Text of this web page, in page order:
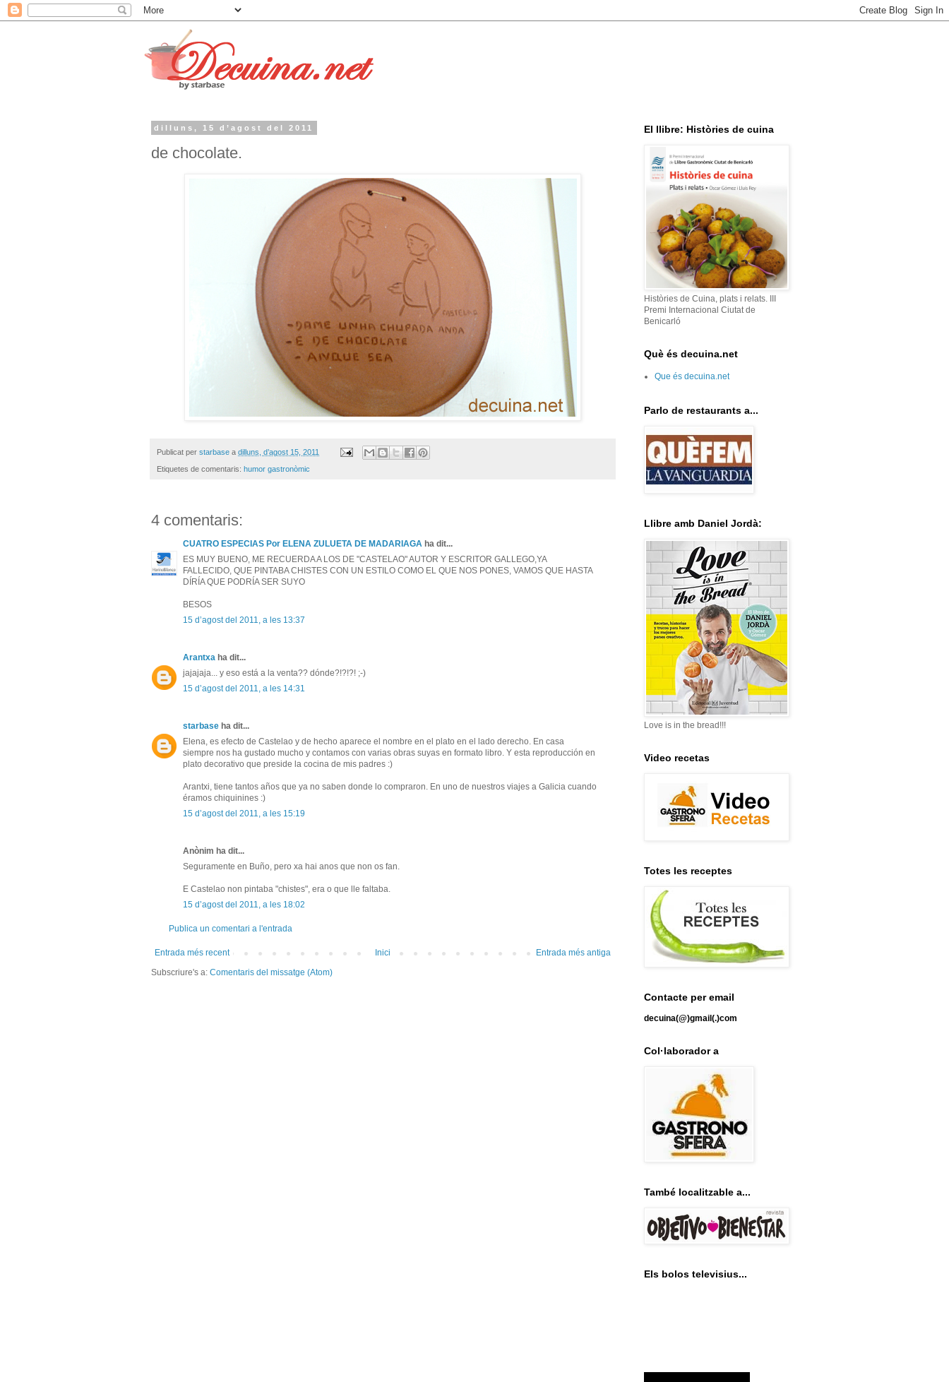
dilluns, 15 d’agost del 2011
de chocolate.
Publicat per starbase a dilluns, d’agost 15, 2011
Etiquetes de comentaris: humor gastronòmic
4 comentaris:
CUATRO ESPECIAS Por ELENA ZULUETA DE MADARIAGA ha dit...
ES MUY BUENO, ME RECUERDA A LOS DE "CASTELAO" AUTOR Y ESCRITOR GALLEGO,YA
FALLECIDO, QUE PINTABA CHISTES CON UN ESTILO COMO EL QUE NOS PONES, VAMOS QUE HASTA
DÍRÍA QUE PODRÍA SER SUYO
BESOS
15 d’agost del 2011, a les 13:37
Arantxa ha dit...
jajajaja... y eso está a la venta?? dónde?!?!?! ;-)
15 d’agost del 2011, a les 14:31
starbase ha dit...
Elena, es efecto de Castelao y de hecho aparece el nombre en el plato en el lado derecho. En casa
siempre nos ha gustado mucho y contamos con varias obras suyas en formato libro. Y esta reproducción en
plato decorativo que preside la cocina de mis padres :)
Arantxi, tiene tantos años que ya no saben donde lo compraron. En uno de nuestros viajes a Galicia cuando
éramos chiquinines :)
15 d’agost del 2011, a les 15:19
Anònim ha dit...
Seguramente en Buño, pero xa hai anos que non os fan.
E Castelao non pintaba "chistes", era o que lle faltaba.
15 d’agost del 2011, a les 18:02
Publica un comentari a l'entrada
Entrada més recent Entrada més antiga
Inici
Subscriure's a: Comentaris del missatge (Atom)
El llibre: Històries de cuina
Històries de Cuina, plats i relats. III
Premi Internacional Ciutat de
Benicarló
Què és decuina.net
Que és decuina.net
Parlo de restaurants a...
Llibre amb Daniel Jordà:
Love is in the bread!!!
Video recetas
Totes les receptes
Contacte per email
decuina(@)gmail(.)com
Col·laborador a
També localitzable a...
Els bolos televisius...